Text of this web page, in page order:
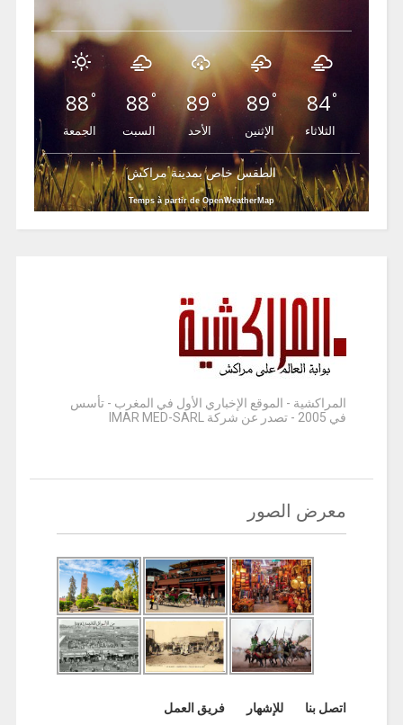
88°
الجمعة
88°
السبت
89°
الأحد
89°
الإثنين
84°
الثلاثاء
الطقس خاص بمدينة مراكش
Temps à partir de OpenWeatherMap
المراكشية - الموقع الإخباري الأول في المغرب - تأسس
في 2005 - تصدر عن شركة IMAR MED-SARL
معرض الصور
اتصل بنا للإشهار فريق العمل